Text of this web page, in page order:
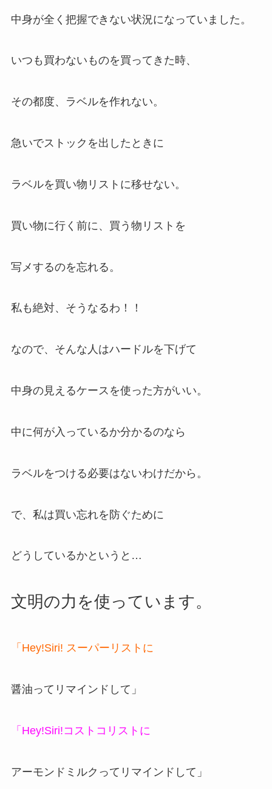
中身が全く把握できない状況になっていました。
いつも買わないものを買ってきた時、
その都度、ラベルを作れない。
急いでストックを出したときに
ラベルを買い物リストに移せない。
買い物に行く前に、買う物リストを
写メするのを忘れる。
私も絶対、そうなるわ！！
なので、そんな人はハードルを下げて
中身の見えるケースを使った方がいい。
中に何が入っているか分かるのなら
ラベルをつける必要はないわけだから。
で、私は買い忘れを防ぐために
どうしているかというと…
文明の力を使っています。
「Hey!Siri! スーパーリストに
醤油ってリマインドして」
「Hey!Siri!コストコリストに
アーモンドミルクってリマインドして」